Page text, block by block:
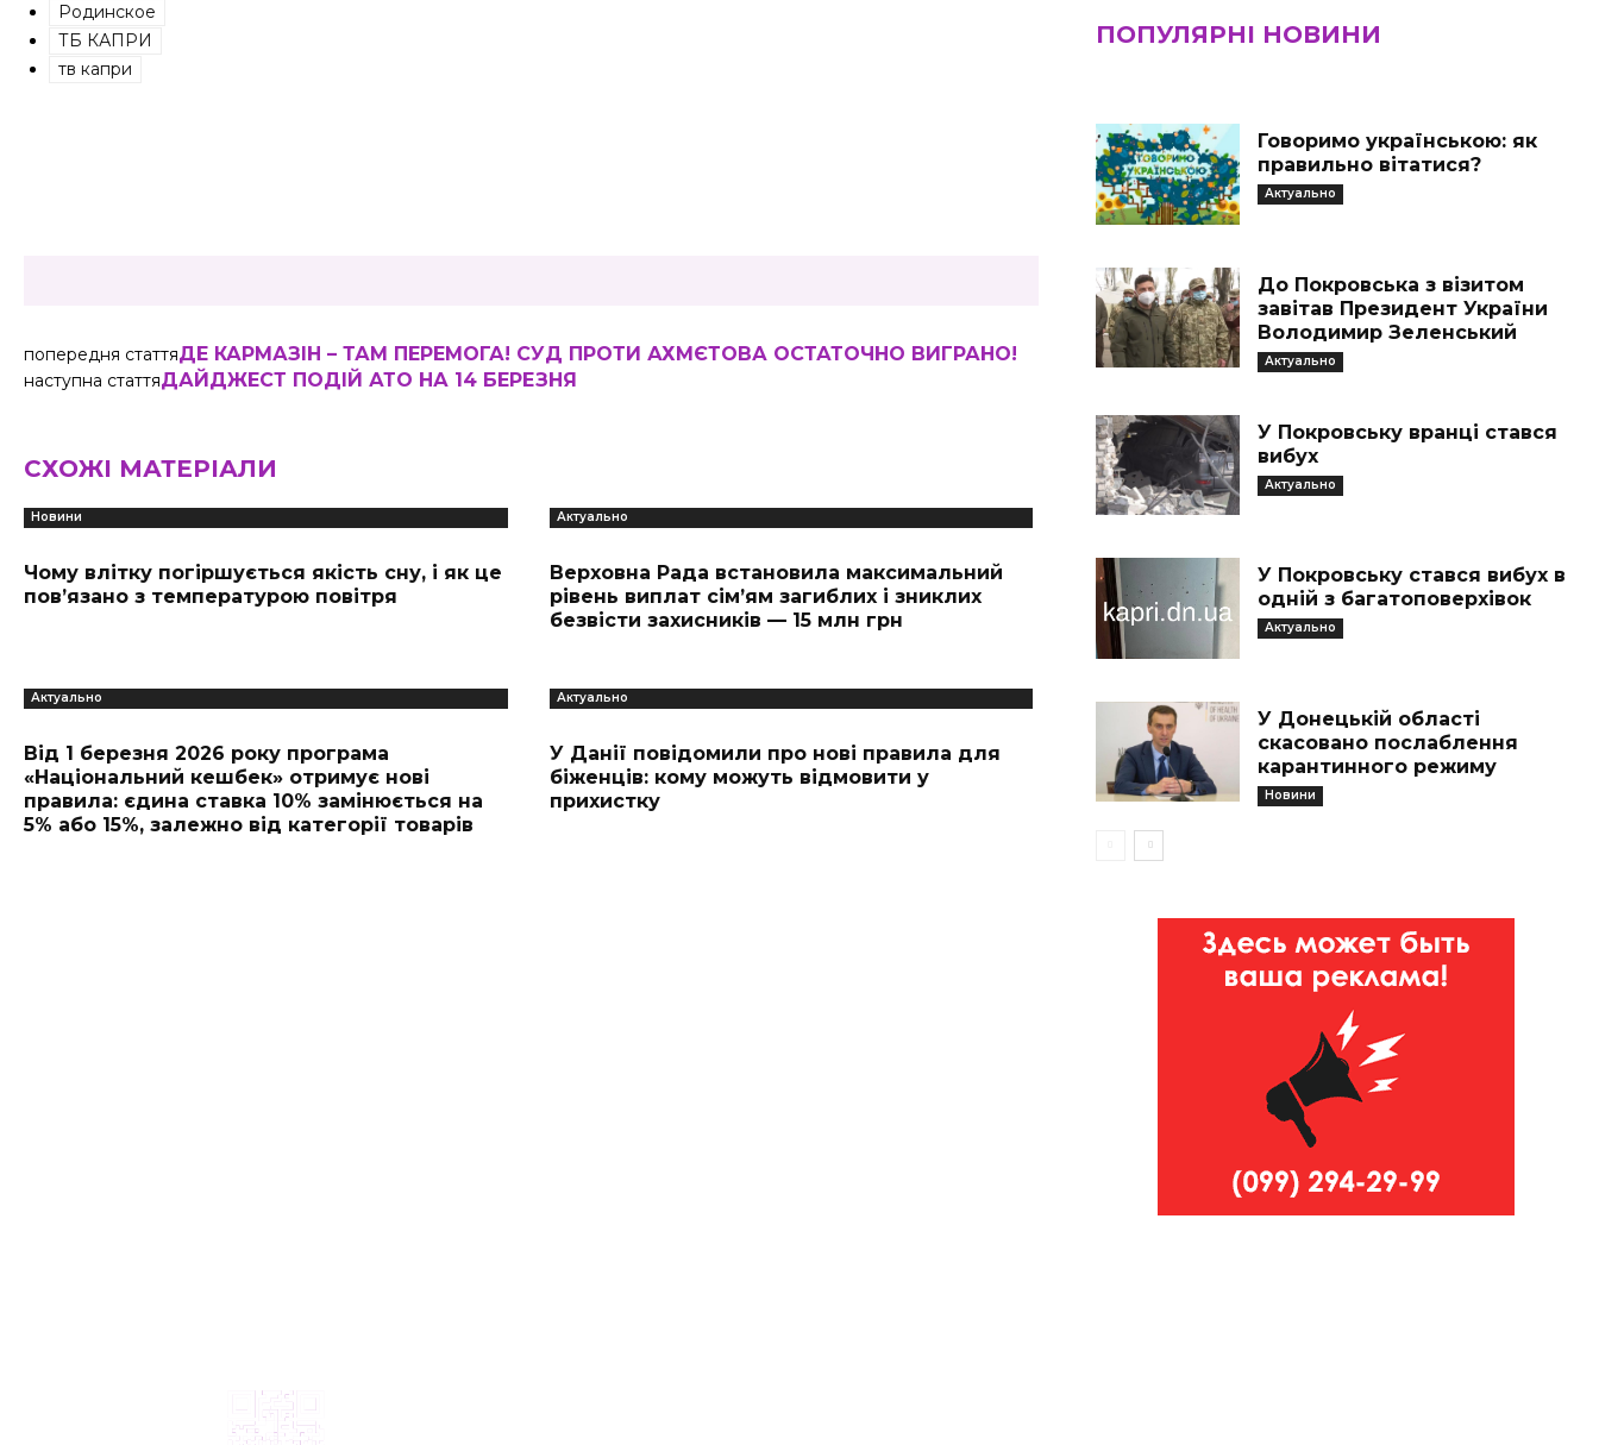
Родинское
ТБ КАПРИ
тв капри
попередня статтяДЕ КАРМАЗІН – ТАМ ПЕРЕМОГА! СУД ПРОТИ АХМЄТОВА ОСТАТОЧНО ВИГРАНО!
наступна статтяДАЙДЖЕСТ ПОДІЙ АТО НА 14 БЕРЕЗНЯ
СХОЖІ МАТЕРІАЛИ
Новини
Чому влітку погіршується якість сну, і як це
пов’язано з температурою повітря
Актуально
Верховна Рада встановила максимальний
рівень виплат сім’ям загиблих і зниклих
безвісти захисників — 15 млн грн
Актуально
Від 1 березня 2026 року програма
«Національний кешбек» отримує нові
правила: єдина ставка 10% замінюється на
5% або 15%, залежно від категорії товарів
Актуально
У Данії повідомили про нові правила для
біженців: кому можуть відмовити у
прихистку
ПОПУЛЯРНІ НОВИНИ
Говоримо українською: як
правильно вітатися?
Актуально
До Покровська з візитом
завітав Президент України
Володимир Зеленський
Актуально
У Покровську вранці стався
вибух
Актуально
У Покровську стався вибух в
одній з багатоповерхівок
Актуально
У Донецькій області
скасовано послаблення
карантинного режиму
Новини